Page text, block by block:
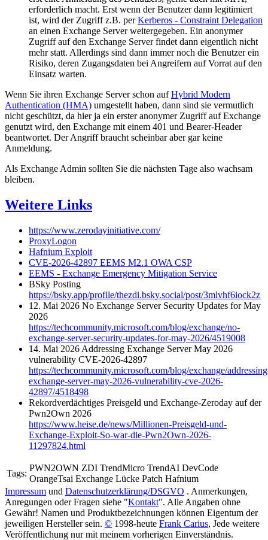
erforderlich macht. Erst wenn der Benutzer dann legitimiert
ist, wird der Zugriff z.B. perKerberos - Constraint Delegation
an einen Exchange Server weitergegeben. Ein anonymer
Zugriff auf den Exchange Server findet dann eigentlich nicht
mehr statt. Allerdings sind dann immer noch die Benutzer ein
Risiko, deren Zugangsdaten bei Angreifern auf Vorrat auf den
Einsatz warten.
Wenn Sie ihren Exchange Server schon aufHybrid Modern
Authentication (HMA) umgestellt haben, dann sind sie vermutlich
nicht geschützt, da hier ja ein erster anonymer Zugriff auf Exchange
genutzt wird, den Exchange mit einem 401 und Bearer-Header
beantwortet. Der Angriff braucht scheinbar aber gar keine
Anmeldung.
Als Exchange Admin sollten Sie die nächsten Tage also wachsam
bleiben.
Weitere Links
https://www.zerodayinitiative.com/
ProxyLogon
Hafnium Exploit
CVE-2026-42897 EEMS M2.1 OWA CSP
EEMS - Exchange Emergency Mitigation Service
BSky Posting
https://bsky.app/profile/thezdi.bsky.social/post/3mlvhf6iock2z
12. Mai 2026 No Exchange Server Security Updates for May
2026
https://techcommunity.microsoft.com/blog/exchange/no-
exchange-server-security-updates-for-may-2026/4519008
14. Mai 2026 Addressing Exchange Server May 2026
vulnerability CVE-2026-42897
https://techcommunity.microsoft.com/blog/exchange/
exchange-server-may-2026-vulnerability-cve-2026-
42897/4518498
Rekordverdächtiges Preisgeld und Exchange-Zeroday auf der
Pwn2Own 2026
https://www.heise.de/news/Millionen-Preisgeld-und-
Exchange-Exploit-So-war-die-Pwn2Own-2026-
11297824.html
Tags:
PWN2OWN ZDI TrendMicro TrendAI DevCode
OrangeTsai Exchange Lücke Patch Hafnium
Impressum und Datenschutzerklärung/DSGVO . Anmerkungen,
Anregungen oder Fragen siehe "Kontakt". Alle Angaben ohne
Gewähr! Namen und Produktbezeichnungen können Eigentum der
jeweiligen Hersteller sein. © 1998-heute Frank Carius, Jede weitere
Veröffentlichung nur mit meinem vorherigen Einverständnis.